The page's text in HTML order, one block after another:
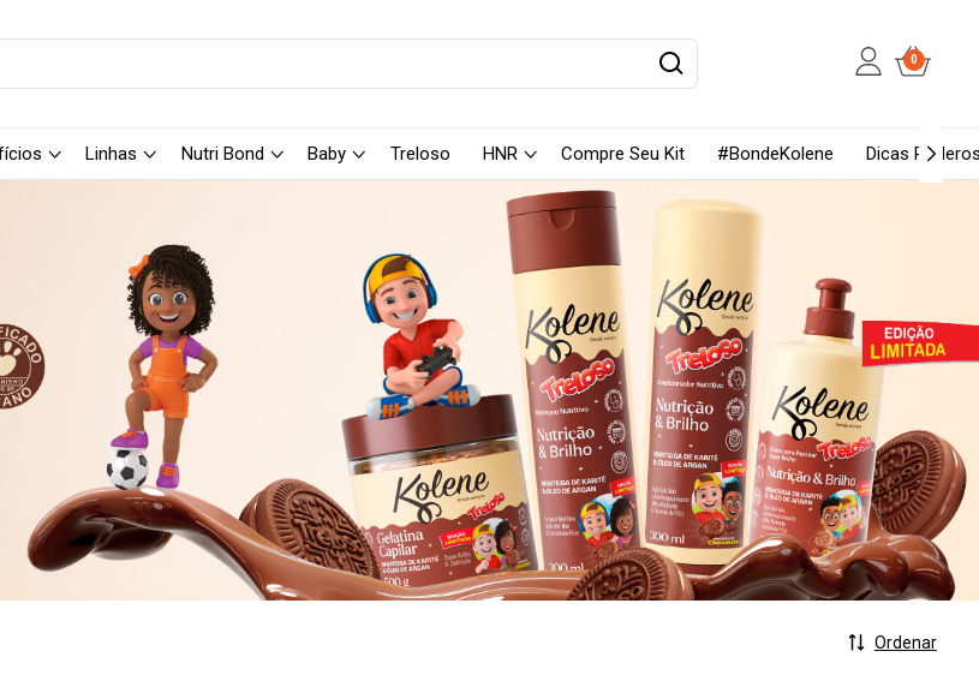
0
Linhas Nutri Bond Baby Treloso HNR Compre Seu Kit #BondeKolene Dicas
Ordenar